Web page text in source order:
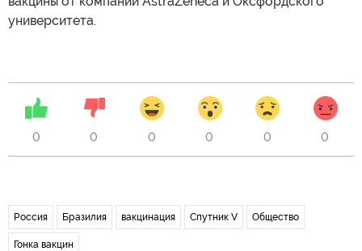
университета.
0 0 0 0 0 0
Россия Бразилия вакцинация Спутник V Общество
Гонка вакцин